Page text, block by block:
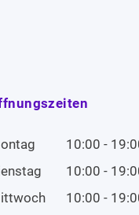
10:00 -
10:00 -
10:00 -